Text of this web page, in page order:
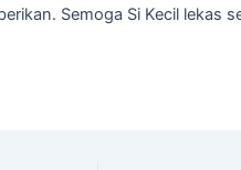
Semoga Si Kecil lekas